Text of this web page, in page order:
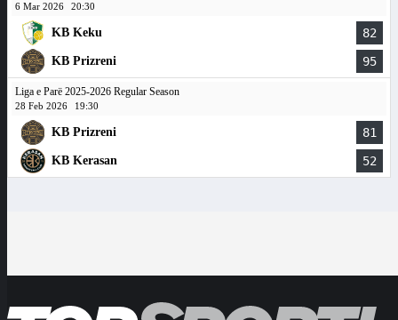
6 Mar 2026 20:30
KB Keku 82
KB Prizreni 95
Liga e Parë 2025-2026 Regular Season
28 Feb 2026 19:30
KB Prizreni 81
KB Kerasan 52